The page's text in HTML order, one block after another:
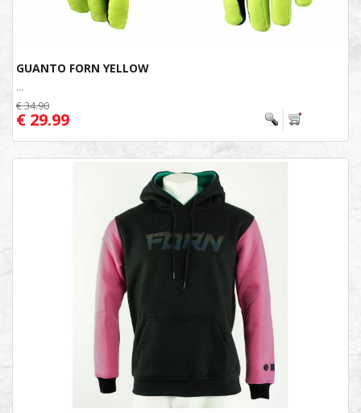
GUANTO FORN YELLOW
...
€ 34.90
€ 29.99